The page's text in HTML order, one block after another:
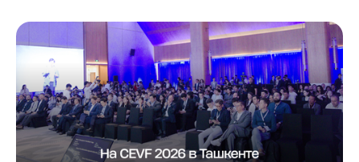
презентовано в Ташкенте на 5-м Центрально-
Евразийском венчурном форуме, который
собрал порядка 800 участников - инвесторов,
предпринимателей, топ-менеджеров и
представителей венчурных фондов из
Центральной Азии и других регионов.